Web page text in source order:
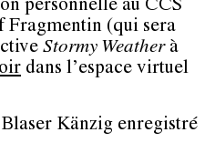
personnelle au CCS
Fragmentin (qui sera
Stormy Weatherà
dans l’espace virtuel
Känzig enregistré